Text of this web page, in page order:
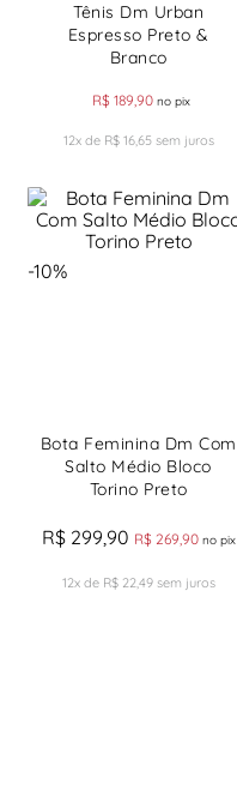
Tênis Dm Urban
Espresso Preto &
Branco
R$ 189 90no pix
12x de R$ 16,65sem juros
-10%
Bota Feminina Dm Com
Salto Médio Bloco
Torino Preto
R$ 299 90 R$ 269 90no pix
12x de R$ 22,49sem juros